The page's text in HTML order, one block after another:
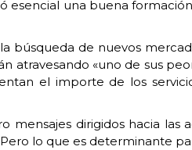
esencial una buena
búsqueda de nuevos
atravesando «uno de sus
el importe de los
mensajes dirigidos hacia las
lo que es determinante